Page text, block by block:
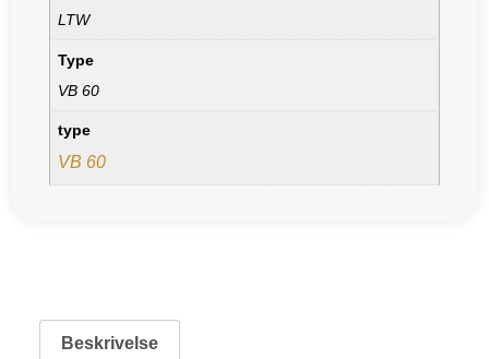
LTW
Type
VB 60
type
VB 60
Beskrivelse